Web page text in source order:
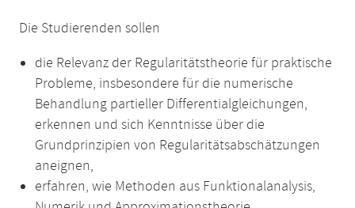
Die Studierenden sollen
die Relevanz der Regularitätstheorie für praktische
Probleme, insbesondere für die numerische
Behandlung partieller Differentialgleichungen,
erkennen und sich Kenntnisse über die
Grundprinzipien von Regularitätsabschätzungen
aneignen,
erfahren, wie Methoden aus Funktionalanalysis,